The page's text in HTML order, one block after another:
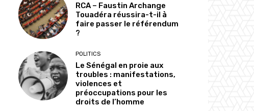
RCA – Faustin Archange
Touadéra réussira-t-il à
faire passer le référendum
?
POLITICS
Le Sénégal en proie aux
troubles : manifestations,
violences et
préoccupations pour les
droits de l’homme